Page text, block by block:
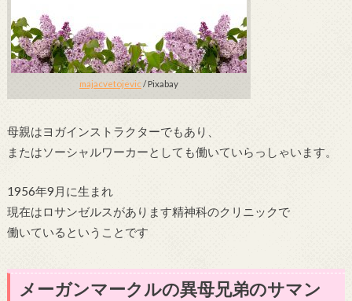
majacvetojevic/ Pixabay
母親はヨガインストラクターでもあり、
またはソーシャルワーカーとしても働いていらっしゃいます。
1956年9月に生まれ
現在はロサンゼルスがあります精神科のクリニックで
働いているということです
メーガンマークルの異母兄弟のサマン